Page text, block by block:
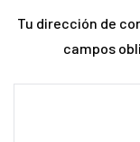
Tu dirección de
campos